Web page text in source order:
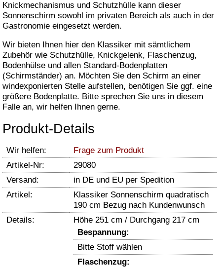
Knickmechanismus und Schutzhülle kann dieser
Sonnenschirm sowohl im privaten Bereich als auch in der
Gastronomie eingesetzt werden.
Wir bieten Ihnen hier den Klassiker mit sämtlichem
Zubehör wie Schutzhülle, Knickgelenk, Flaschenzug,
Bodenhülse und allen Standard-Bodenplatten
(Schirmständer) an. Möchten Sie den Schirm an einer
windexponierten Stelle aufstellen, benötigen Sie ggf. eine
größere Bodenplatte. Bitte sprechen Sie uns in diesem
Falle an, wir helfen Ihnen gerne.
Produkt-Details
Wir helfen:
Frage zum Produkt
Artikel-Nr:
29080
Versand:
in DE und EU per Spedition
Artikel:
Klassiker Sonnenschirm quadratisch
190 cm Bezug nach Kundenwunsch
Details:
Höhe 251 cm / Durchgang 217 cm
Bespannung:
Bitte Stoff wählen
Flaschenzug: